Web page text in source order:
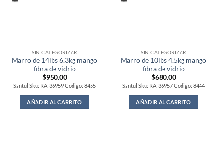
SIN CATEGORIZAR
Marro de 14lbs 6.3kg mango
fibra de vidrio
$950.00
Santul Sku: RA-36959 Codigo: 8455
AÑADIR AL CARRITO
SIN CATEGORIZAR
Marro de 10lbs 4.5kg mango
fibra de vidrio
$680.00
Santul Sku: RA-36957 Codigo: 8444
AÑADIR AL CARRITO